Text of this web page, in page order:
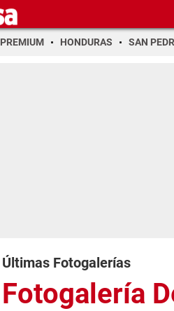
PREMIUM HONDURAS SAN
Últimas Fotogalerías
Fotogalería